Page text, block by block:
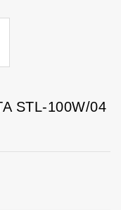
STL-100W/04